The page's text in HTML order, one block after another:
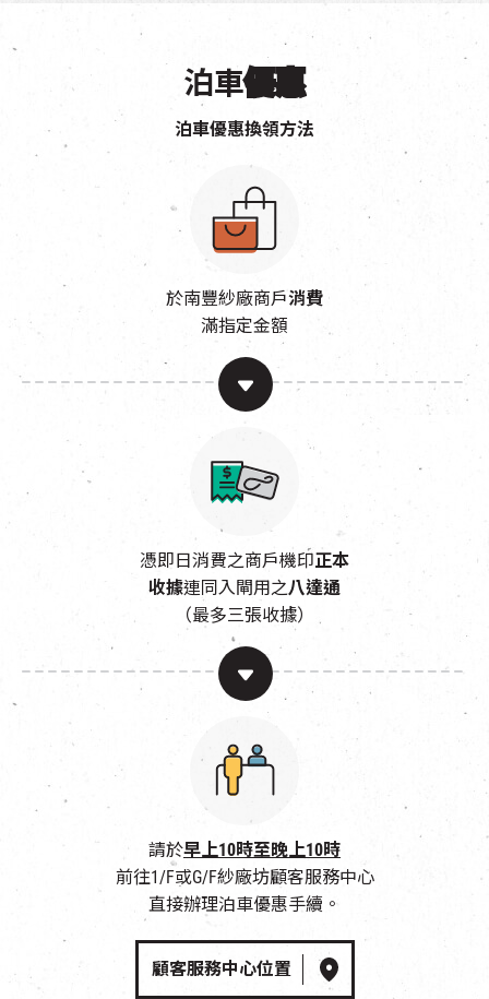
泊車優惠
泊車優惠換領方法
於南豐紗廠商戶消費
滿指定金額
憑即日消費之商戶機印正本
收據連同入閘用之八達通
（最多三張收據）
請於早上10時至晚上10時
前往1/F或G/F紗廠坊顧客服務中心
直接辦理泊車優惠手續。
顧客服務中心位置